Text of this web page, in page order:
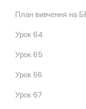
План вивчення на
Урок 64
Урок 65
Урок 66
Урок 67